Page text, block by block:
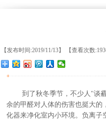
【发布时间:2019/11/13】 【查看次数
+
到了秋冬季节， 不少人 "谈
余的甲醛对人体的伤害也挺大的
化器来净化室内小环境。 负离子